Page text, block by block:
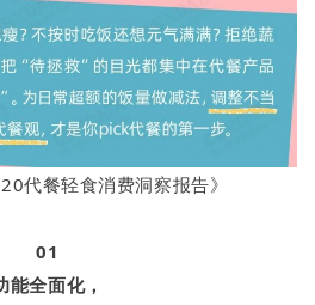
代餐轻食消费洞察报告》
01
能全面化，